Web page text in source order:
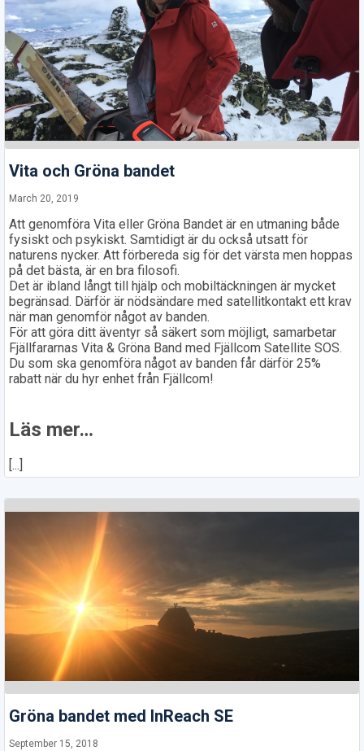
Vita och Gröna bandet
March 20, 2019
Att genomföra Vita eller Gröna Bandet är en utmaning både
fysiskt och psykiskt. Samtidigt är du också utsatt för
naturens nycker. Att förbereda sig för det värsta men hoppas
på det bästa, är en bra filosofi.
Det är ibland långt till hjälp och mobiltäckningen är mycket
begränsad. Därför är nödsändare med satellitkontakt ett krav
när man genomför något av banden.
För att göra ditt äventyr så säkert som möjligt, samarbetar
Fjällfararnas Vita & Gröna Band med Fjällcom Satellite SOS.
Du som ska genomföra något av banden får därför 25%
rabatt när du hyr enhet från Fjällcom!
Läs mer…
[...]
Gröna bandet med InReach SE
September 15, 2018